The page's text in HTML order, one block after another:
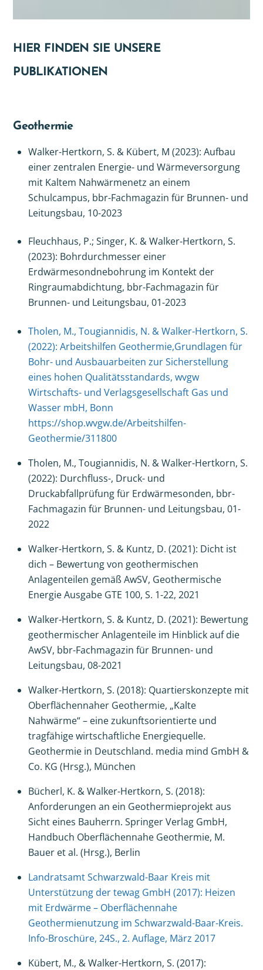
HIER FINDEN SIE UNSERE
PUBLIKATIONEN
Geothermie
Walker-Hertkorn, S. & Kübert, M (2023): Aufbau
einer zentralen Energie- und Wärmeversorgung
mit Kaltem Nahwärmenetz an einem
Schulcampus, bbr-Fachmagazin für Brunnen- und
Leitungsbau, 10-2023
Fleuchhaus, P.; Singer, K. & Walker-Hertkorn, S.
(2023): Bohrdurchmesser einer
Erdwärmesondnebohrung im Kontekt der
Ringraumabdichtung, bbr-Fachmagazin für
Brunnen- und Leitungsbau, 01-2023
Tholen, M., Tougiannidis, N. & Walker-Hertkorn, S.
(2022): Arbeitshilfen Geothermie,Grundlagen für
Bohr- und Ausbauarbeiten zur Sicherstellung
eines hohen Qualitätsstandards, wvgw
Wirtschafts- und Verlagsgesellschaft Gas und
Wasser mbH, Bonn
https://shop.wvgw.de/Arbeitshilfen-
Geothermie/311800
Tholen, M., Tougiannidis, N. & Walker-Hertkorn, S.
(2022): Durchfluss-, Druck- und
Druckabfallprüfung für Erdwärmesonden, bbr-
Fachmagazin für Brunnen- und Leitungsbau, 01-
2022
Walker-Hertkorn, S. & Kuntz, D. (2021): Dicht ist
dich – Bewertung von geothermischen
Anlagenteilen gemäß AwSV, Geothermische
Energie Ausgabe GTE 100, S. 1-22, 2021
Walker-Hertkorn, S. & Kuntz, D. (2021): Bewertung
geothermischer Anlagenteile im Hinblick auf die
AwSV, bbr-Fachmagazin für Brunnen- und
Leitungsbau, 08-2021
Walker-Hertkorn, S. (2018): Quartierskonzepte mit
Oberflächennaher Geothermie, „Kalte
Nahwärme“ – eine zukunftsorientierte und
tragfähige wirtschaftliche Energiequelle.
Geothermie in Deutschland. media mind GmbH &
Co. KG (Hrsg.), München
Bücherl, K. & Walker-Hertkorn, S. (2018):
Anforderungen an ein Geothermieprojekt aus
Sicht eines Bauherrn. Springer Verlag GmbH,
Handbuch Oberflächennahe Geothermie, M.
Bauer et al. (Hrsg.), Berlin
Landratsamt Schwarzwald-Baar Kreis mit
Unterstützung der tewag GmbH (2017): Heizen
mit Erdwärme – Oberflächennahe
Geothermienutzung im Schwarzwald-Baar-Kreis.
Info-Broschüre, 24S., 2. Auflage, März 2017
Kübert, M., & Walker-Hertkorn, S. (2017):